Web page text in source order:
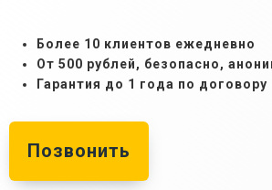
Более 10 клиентов ежедневно
От 500 рублей, безопасно,
Гарантия до 1 года по договору
Позвонить